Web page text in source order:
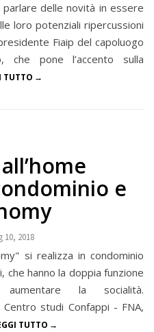
parlare delle novità in essere
loro potenziali ripercussioni
Fiaip del capoluogo
che pone l’accento sulla
TUTTO
e
10, 2018
si realizza in condominio
hanno la doppia funzione
la socialità.
studi Confappi - FNA,
TUTTO